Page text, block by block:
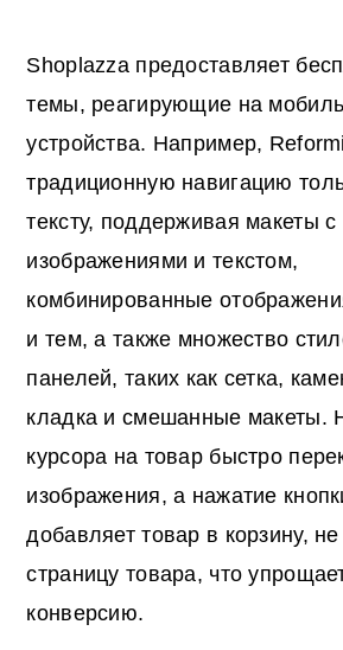
Shoplazza предоставляет
темы, реагирующие на
устройства. Например,
традиционную навигацию
тексту, поддерживая макеты с
изображениями и текстом,
комбинированные
и тем, а также множество
панелей, таких как сетка,
кладка и смешанные макеты.
курсора на товар быстро
изображения, а нажатие
добавляет товар в корзину,
страницу товара, что
конверсию.